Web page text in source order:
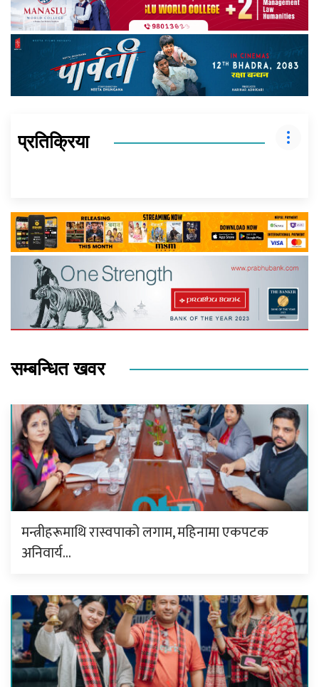
प्रतिक्रिया
सम्बन्धित खवर
मन्त्रीहरूमाथि रास्वपाको लगाम, महिनामा एकपटक
अनिवार्य…